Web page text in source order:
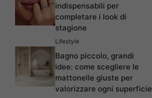
indispensabili per
completare i look di
stagione
Lifestyle
Bagno piccolo, grandi
idee: come scegliere le
mattonelle giuste per
valorizzare ogni superficie